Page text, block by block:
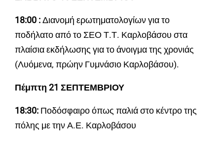
18:00 :Διανομή ερωτηματολογίων για το
ποδήλατο από το ΣΕΟ Τ.Τ. Καρλοβάσου στα
πλαίσια εκδήλωσης για το άνοιγμα της χρονιάς
(Λυόμενα, πρώην Γυμνάσιο Καρλοβάσου).
Πέμπτη 21 ΣΕΠΤΕΜΒΡΙΟΥ
18:30: Ποδόσφαιρο όπως παλιά στο κέντρο της
πόλης με την Α.Ε. Καρλοβάσου